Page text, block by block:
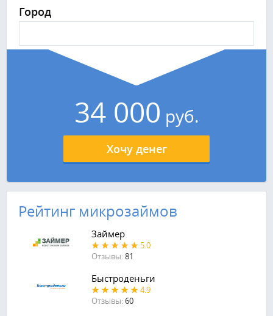
Город
34 000 руб.
Хочу денег
Рейтинг микрозаймов
Займер
5.0
Отзывы:81
Быстроденьги
4.9
Отзывы:60